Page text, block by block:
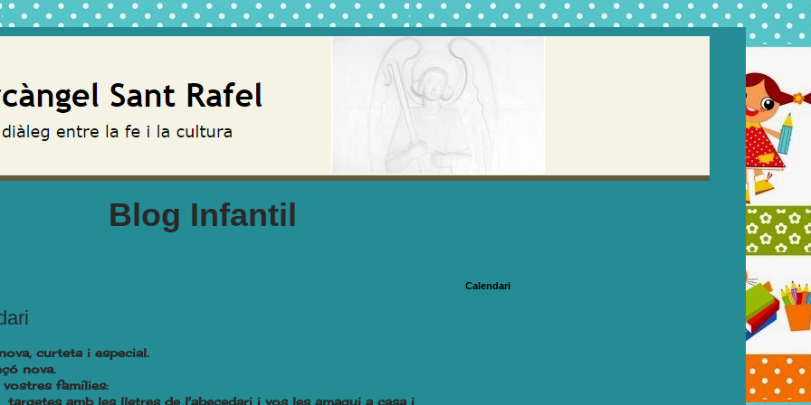
Blog Infantil
curteta i especial.
nova.
famílies:
amb les lletres de l'abecedari i vos les amagui a casa i
Calendari